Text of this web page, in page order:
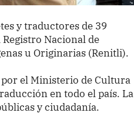
y traductores de 39
Nacional de
u Originarias (Renitli).
el Ministerio de Cultura
en todo el país. La
y ciudadanía.